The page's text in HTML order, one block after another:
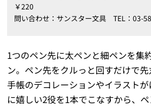
￥220
問い合わせ：サンスター文具 TEL：03-
1つのペン先に太ペンと細ペンを集
ン。ペン先をクルっと回すだけで先
手帳のデコレーションやイラスト
に嬉しい2役を1本でこなすから、